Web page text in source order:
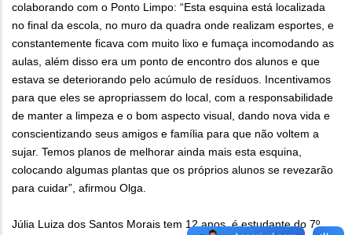
colaborando com o Ponto Limpo: “Esta esquina está localizada
no final da escola, no muro da quadra onde realizam esportes, e
constantemente ficava com muito lixo e fumaça incomodando as
aulas, além disso era um ponto de encontro dos alunos e que
estava se deteriorando pelo acúmulo de resíduos. Incentivamos
para que eles se apropriassem do local, com a responsabilidade
de manter a limpeza e o bom aspecto visual, dando nova vida e
conscientizando seus amigos e família para que não voltem a
sujar. Temos planos de melhorar ainda mais esta esquina,
colocando algumas plantas que os próprios alunos se revezarão
para cuidar”, afirmou Olga.
Júlia Luiza dos Santos Morais tem 12 anos, é estudante do 7º